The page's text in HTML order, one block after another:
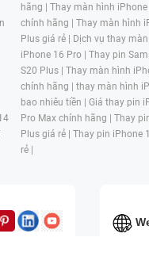
hãng | Thay màn hình
chính hãng | Thay màn hình
Plus giá rẻ | Dịch vụ thay
iPhone 16 Pro | Thay pin
S20 Plus | Thay màn hình
chính hãng | thay màn hình
bao nhiêu tiền | Giá thay pin
Pro Max chính hãng | Thay
Plus giá rẻ | Thay pin iPhone
rẻ |